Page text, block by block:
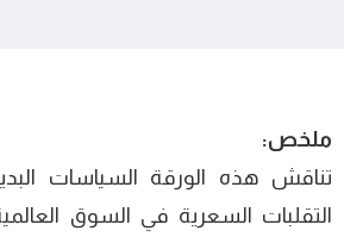
ملخص:
تناقش هذه الورقة السياسات
التقلبات السعرية في السوق